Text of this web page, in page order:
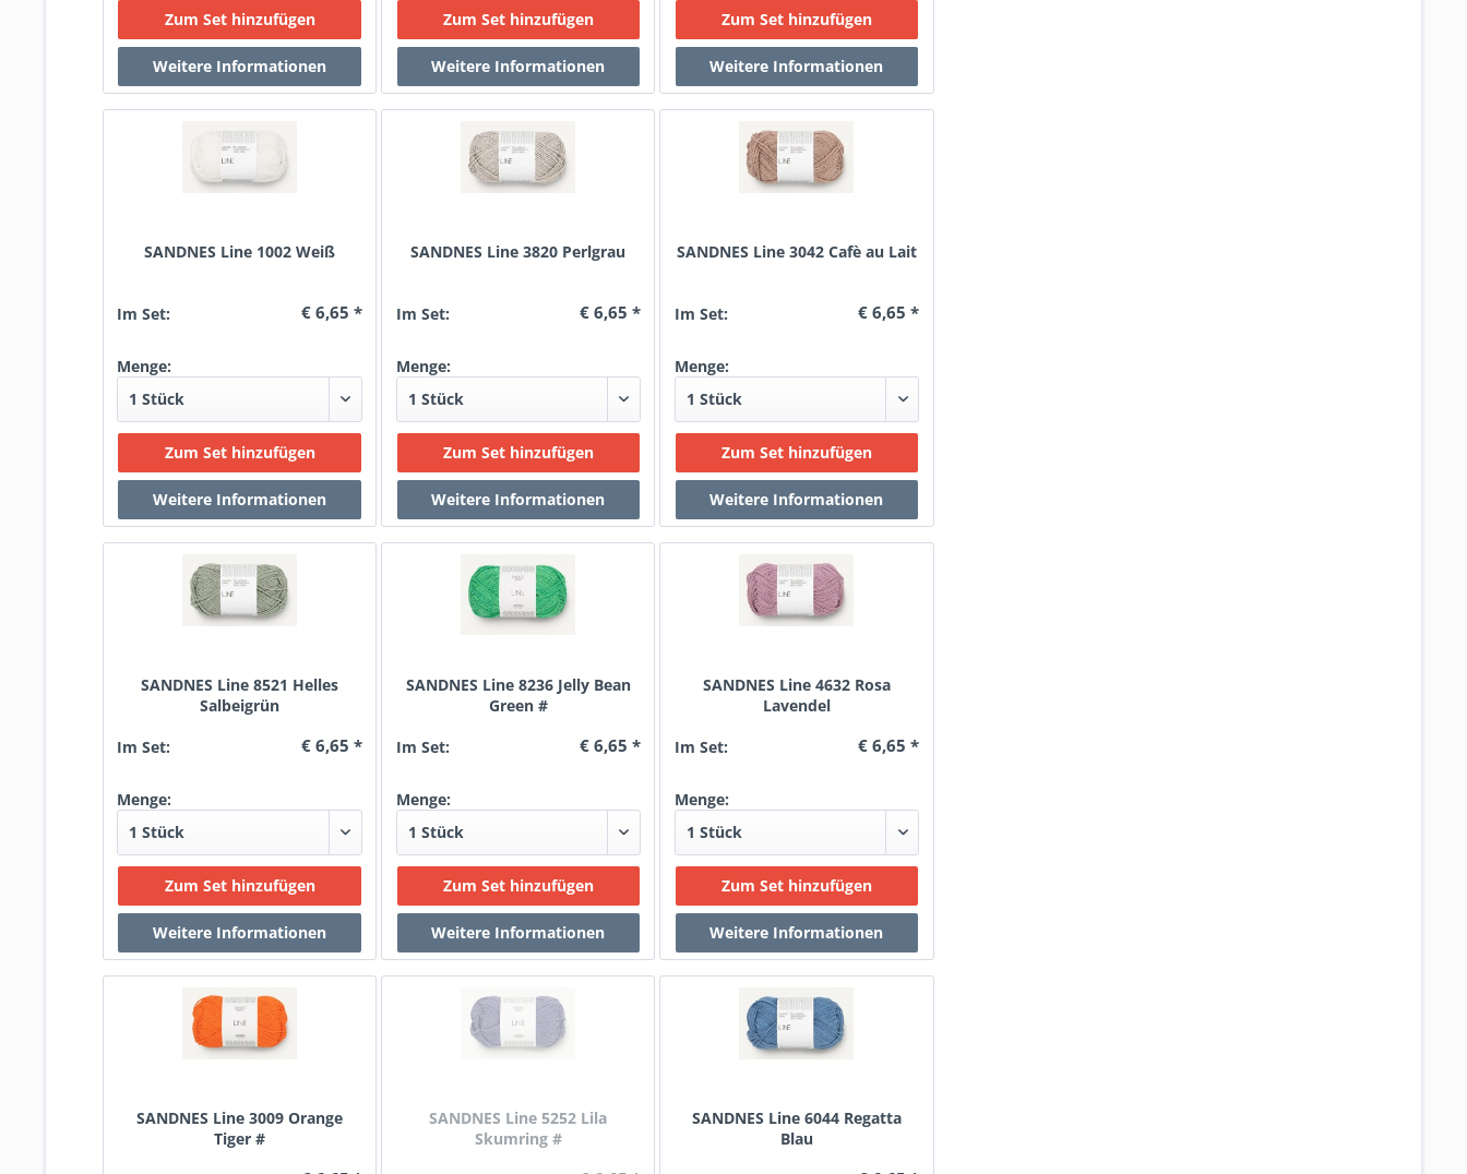
SANDNES Line 1002 Weiß
Im Set: € 6,65 *
Menge:
SANDNES Line 3820 Perlgrau
Im Set: € 6,65 *
Menge:
SANDNES Line 3042 Cafè au Lait
Im Set: € 6,65 *
Menge:
SANDNES Line 8521 Helles
Salbeigrün
Im Set:
€ 6,65 *
Menge:
SANDNES Line 8236 Jelly Bean
Green #
Im Set:
€ 6,65 *
Menge:
SANDNES Line 4632 Rosa
Lavendel
Im Set:
€ 6,65 *
Menge:
SANDNES Line 3009 Orange
Tiger #
SANDNES Line 5252 Lila
Skumring #
SANDNES Line 6044 Regatta
Blau